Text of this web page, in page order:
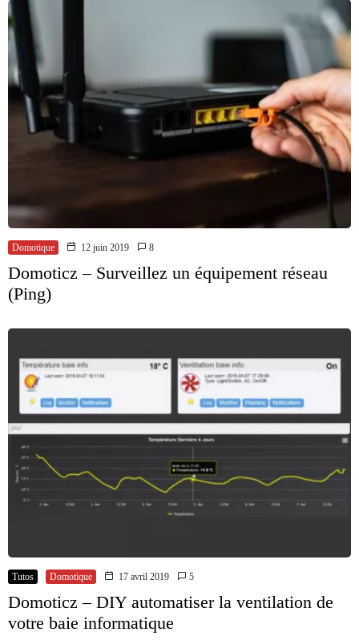
Domotique 12 juin 2019 8
Domoticz – Surveillez un équipement réseau
(Ping)
Tutos Domotique 17 avril 2019 5
Domoticz – DIY automatiser la ventilation de
votre baie informatique